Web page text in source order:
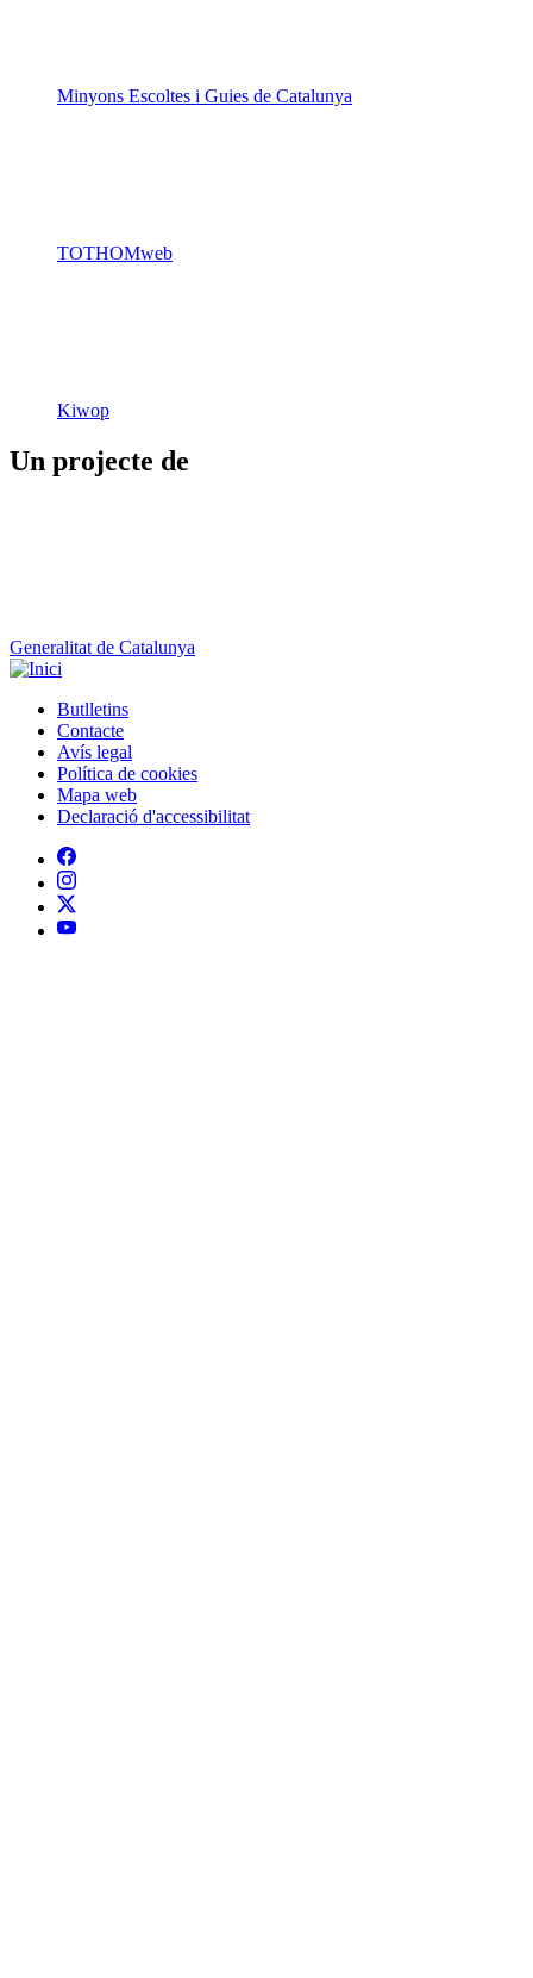
Minyons Escoltes i Guies de Catalunya
TOTHOMweb
Kiwop
Un projecte de
Generalitat de Catalunya
Peu
Butlletins
Contacte
Avís legal
Política de cookies
Mapa web
Declaració d'accessibilitat